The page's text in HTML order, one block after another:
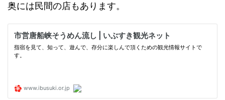
奥には民間の店もあります。